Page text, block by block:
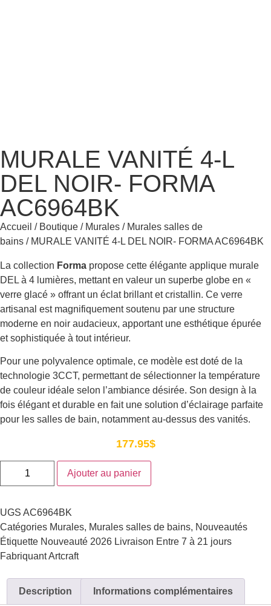
MURALE VANITÉ 4-L
DEL NOIR- FORMA
AC6964BK
Accueil / Boutique / Murales / Murales salles de
bains / MURALE VANITÉ 4-L DEL NOIR- FORMA AC6964BK
La collection Forma propose cette élégante applique murale
DEL à 4 lumières, mettant en valeur un superbe globe en «
verre glacé » offrant un éclat brillant et cristallin. Ce verre
artisanal est magnifiquement soutenu par une structure
moderne en noir audacieux, apportant une esthétique épurée
et sophistiquée à tout intérieur.
Pour une polyvalence optimale, ce modèle est doté de la
technologie 3CCT, permettant de sélectionner la température
de couleur idéale selon l’ambiance désirée. Son design à la
fois élégant et durable en fait une solution d’éclairage parfaite
pour les salles de bain, notamment au-dessus des vanités.
177.95$
Ajouter au panier
UGS AC6964BK
Catégories Murales, Murales salles de bains, Nouveautés
Étiquette Nouveauté 2026 Livraison Entre 7 à 21 jours
FabriquantArtcraft
Description Informations complémentaires